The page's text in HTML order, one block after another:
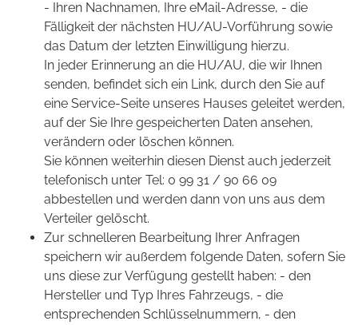
- Ihren Nachnamen, Ihre eMail-Adresse, - die
Fälligkeit der nächsten HU/AU-Vorführung sowie
das Datum der letzten Einwilligung hierzu.
In jeder Erinnerung an die HU/AU, die wir Ihnen
senden, befindet sich ein Link, durch den Sie auf
eine Service-Seite unseres Hauses geleitet werden,
auf der Sie Ihre gespeicherten Daten ansehen,
verändern oder löschen können.
Sie können weiterhin diesen Dienst auch jederzeit
telefonisch unter Tel: 0 99 31 / 90 66 09
abbestellen und werden dann von uns aus dem
Verteiler gelöscht.
Zur schnelleren Bearbeitung Ihrer Anfragen
speichern wir außerdem folgende Daten, sofern Sie
uns diese zur Verfügung gestellt haben: - den
Hersteller und Typ Ihres Fahrzeugs, - die
entsprechenden Schlüsselnummern, - den